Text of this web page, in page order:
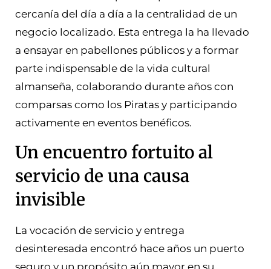
cercanía del día a día a la centralidad de un
negocio localizado. Esta entrega la ha llevado
a ensayar en pabellones públicos y a formar
parte indispensable de la vida cultural
almanseña, colaborando durante años con
comparsas como los Piratas y participando
activamente en eventos benéficos.
Un encuentro fortuito al
servicio de una causa
invisible
La vocación de servicio y entrega
desinteresada encontró hace años un puerto
seguro y un propósito aún mayor en su